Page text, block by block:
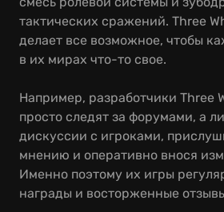
тактических сражений. Three
делает все возможное, чтобы
в их мирах что-то свое.
Например, разработчики Three
просто следят за форумами, а
дискуссии с игроками,
мнению и оперативно внося
Именно поэтому их игры
награды и восторженные